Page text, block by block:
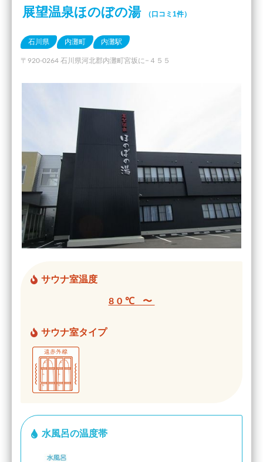
展望温泉ほのぼの湯 （口コミ1件）
石川県 内灘町 内灘駅
〒920-0264 石川県河北郡内灘町宮坂に−４５５
サウナ室温度
80℃ 〜
サウナ室タイプ
水風呂の温度帯